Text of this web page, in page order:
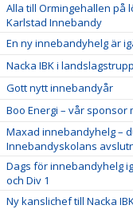
Alla till Ormingehallen på
Karlstad Innebandy
En ny innebandyhelg är
Nacka IBK i
Gott nytt innebandyår
Boo Energi – vår
Maxad innebandyhelg –
Innebandyskolans
Dags för innebandyhelg
och Div 1
Ny kanslichef till Nacka